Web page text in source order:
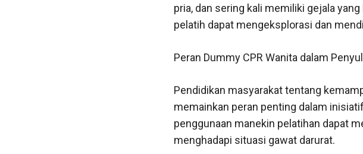
pria, dan sering kali memiliki gejala
pelatih dapat mengeksplorasi dan
Peran Dummy CPR Wanita dalam
Pendidikan masyarakat tentang
memainkan peran penting dalam
penggunaan manekin pelatihan dapat
menghadapi situasi gawat darurat.